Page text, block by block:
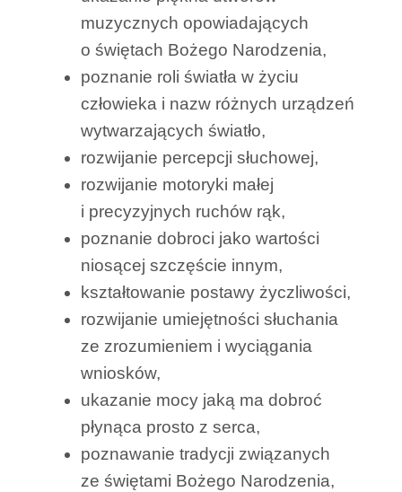
muzycznych opowiadających
o świętach Bożego Narodzenia,
poznanie roli światła w życiu
człowieka i nazw różnych urządzeń
wytwarzających światło,
rozwijanie percepcji słuchowej,
rozwijanie motoryki małej
i precyzyjnych ruchów rąk,
poznanie dobroci jako wartości
niosącej szczęście innym,
kształtowanie postawy życzliwości,
rozwijanie umiejętności słuchania
ze zrozumieniem i wyciągania
wniosków,
ukazanie mocy jaką ma dobroć
płynąca prosto z serca,
poznawanie tradycji związanych
ze świętami Bożego Narodzenia,